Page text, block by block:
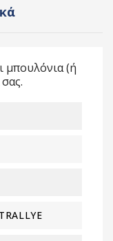
μπουλόνια (ή